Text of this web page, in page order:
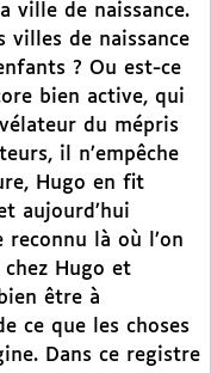
ville de naissance.
villes de naissance
? Ou est-ce
bien active, qui
du mépris
il n’empêche
Hugo en fit
aujourd’hui
reconnu là où l’on
Hugo et
être à
ce que les choses
Dans ce registre